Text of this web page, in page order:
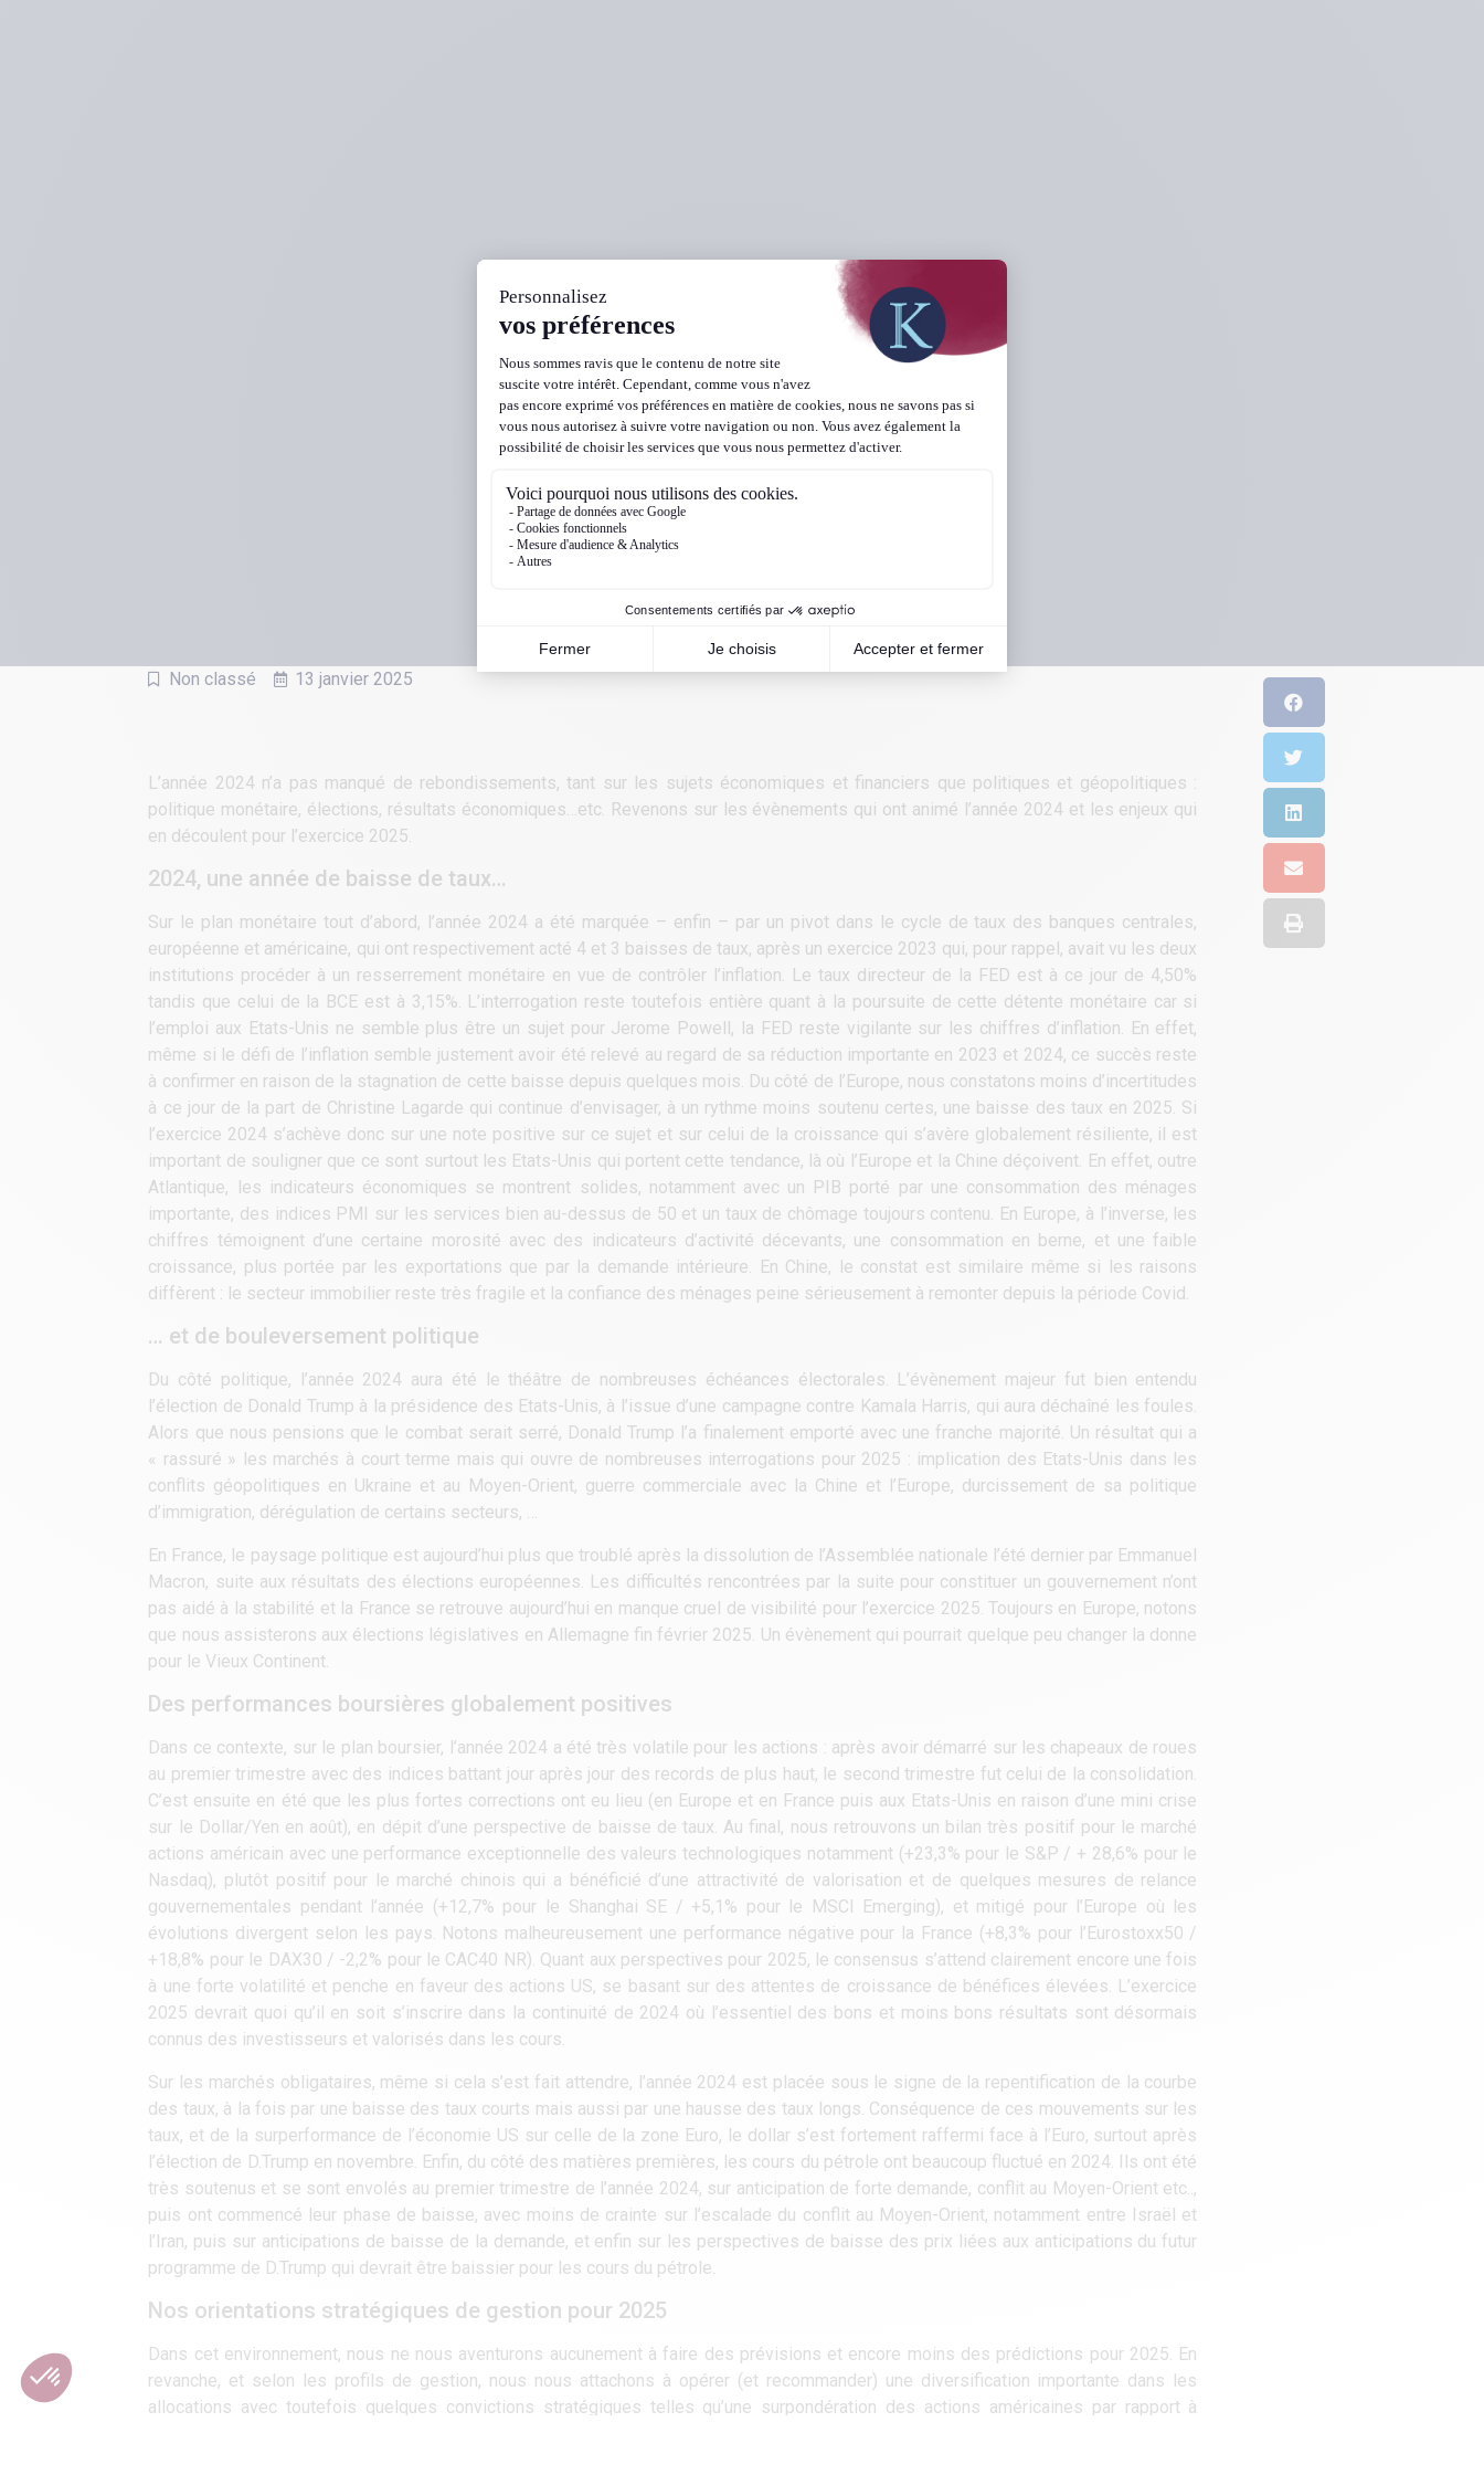
Non classé 13 janvier 2025
L’année 2024 n’a pas manqué de rebondissements, tant sur les sujets économiques et financiers que politiques et géopolitiques :
politique monétaire, élections, résultats économiques…etc. Revenons sur les évènements qui ont animé l’année 2024 et les enjeux qui
en découlent pour l’exercice 2025.
2024, une année de baisse de taux…
Sur le plan monétaire tout d’abord, l’année 2024 a été marquée – enfin ­– par un pivot dans le cycle de taux des banques centrales,
européenne et américaine, qui ont respectivement acté 4 et 3 baisses de taux, après un exercice 2023 qui, pour rappel, avait vu les deux
institutions procéder à un resserrement monétaire en vue de contrôler l’inflation. Le taux directeur de la FED est à ce jour de 4,50%
tandis que celui de la BCE est à 3,15%. L’interrogation reste toutefois entière quant à la poursuite de cette détente monétaire car si
l’emploi aux Etats-Unis ne semble plus être un sujet pour Jerome Powell, la FED reste vigilante sur les chiffres d’inflation. En effet,
même si le défi de l’inflation semble justement avoir été relevé au regard de sa réduction importante en 2023 et 2024, ce succès reste
à confirmer en raison de la stagnation de cette baisse depuis quelques mois. Du côté de l’Europe, nous constatons moins d’incertitudes
à ce jour de la part de Christine Lagarde qui continue d’envisager, à un rythme moins soutenu certes, une baisse des taux en 2025. Si
l’exercice 2024 s’achève donc sur une note positive sur ce sujet et sur celui de la croissance qui s’avère globalement résiliente, il est
important de souligner que ce sont surtout les Etats-Unis qui portent cette tendance, là où l’Europe et la Chine déçoivent. En effet, outre
Atlantique, les indicateurs économiques se montrent solides, notamment avec un PIB porté par une consommation des ménages
importante, des indices PMI sur les services bien au-dessus de 50 et un taux de chômage toujours contenu. En Europe, à l’inverse, les
chiffres témoignent d’une certaine morosité avec des indicateurs d’activité décevants, une consommation en berne, et une faible
croissance, plus portée par les exportations que par la demande intérieure. En Chine, le constat est similaire même si les raisons
diffèrent : le secteur immobilier reste très fragile et la confiance des ménages peine sérieusement à remonter depuis la période Covid.
… et de bouleversement politique
Du côté politique, l’année 2024 aura été le théâtre de nombreuses échéances électorales. L’évènement majeur fut bien entendu
l’élection de Donald Trump à la présidence des Etats-Unis, à l’issue d’une campagne contre Kamala Harris, qui aura déchaîné les foules.
Alors que nous pensions que le combat serait serré, Donald Trump l’a finalement emporté avec une franche majorité. Un résultat qui a
« rassuré » les marchés à court terme mais qui ouvre de nombreuses interrogations pour 2025 : implication des Etats-Unis dans les
conflits géopolitiques en Ukraine et au Moyen-Orient, guerre commerciale avec la Chine et l’Europe, durcissement de sa politique
d’immigration, dérégulation de certains secteurs, …
En France, le paysage politique est aujourd’hui plus que troublé après la dissolution de l’Assemblée nationale l’été dernier par Emmanuel
Macron, suite aux résultats des élections européennes. Les difficultés rencontrées par la suite pour constituer un gouvernement n’ont
pas aidé à la stabilité et la France se retrouve aujourd’hui en manque cruel de visibilité pour l’exercice 2025. Toujours en Europe, notons
que nous assisterons aux élections législatives en Allemagne fin février 2025. Un évènement qui pourrait quelque peu changer la donne
pour le Vieux Continent.
Des performances boursières globalement positives
Dans ce contexte, sur le plan boursier, l’année 2024 a été très volatile pour les actions : après avoir démarré sur les chapeaux de roues
au premier trimestre avec des indices battant jour après jour des records de plus haut, le second trimestre fut celui de la consolidation.
C’est ensuite en été que les plus fortes corrections ont eu lieu (en Europe et en France puis aux Etats-Unis en raison d’une mini crise
sur le Dollar/Yen en août), en dépit d’une perspective de baisse de taux. Au final, nous retrouvons un bilan très positif pour le marché
actions américain avec une performance exceptionnelle des valeurs technologiques notamment (+23,3% pour le S&P / + 28,6% pour le
Nasdaq), plutôt positif pour le marché chinois qui a bénéficié d’une attractivité de valorisation et de quelques mesures de relance
gouvernementales pendant l’année (+12,7% pour le Shanghai SE / +5,1% pour le MSCI Emerging), et mitigé pour l’Europe où les
évolutions divergent selon les pays. Notons malheureusement une performance négative pour la France (+8,3% pour l’Eurostoxx50 /
+18,8% pour le DAX30 / -2,2% pour le CAC40 NR). Quant aux perspectives pour 2025, le consensus s’attend clairement encore une fois
à une forte volatilité et penche en faveur des actions US, se basant sur des attentes de croissance de bénéfices élevées. L’exercice
2025 devrait quoi qu’il en soit s’inscrire dans la continuité de 2024 où l’essentiel des bons et moins bons résultats sont désormais
connus des investisseurs et valorisés dans les cours.
Sur les marchés obligataires, même si cela s’est fait attendre, l’année 2024 est placée sous le signe de la repentification de la courbe
des taux, à la fois par une baisse des taux courts mais aussi par une hausse des taux longs. Conséquence de ces mouvements sur les
taux, et de la surperformance de l’économie US sur celle de la zone Euro, le dollar s’est fortement raffermi face à l’Euro, surtout après
l’élection de D.Trump en novembre. Enfin, du côté des matières premières, les cours du pétrole ont beaucoup fluctué en 2024. Ils ont été
très soutenus et se sont envolés au premier trimestre de l’année 2024, sur anticipation de forte demande, conflit au Moyen-Orient etc..,
puis ont commencé leur phase de baisse, avec moins de crainte sur l’escalade du conflit au Moyen-Orient, notamment entre Israël et
l’Iran, puis sur anticipations de baisse de la demande, et enfin sur les perspectives de baisse des prix liées aux anticipations du futur
programme de D.Trump qui devrait être baissier pour les cours du pétrole.
Nos orientations stratégiques de gestion pour 2025
Dans cet environnement, nous ne nous aventurons aucunement à faire des prévisions et encore moins des prédictions pour 2025. En
revanche, et selon les profils de gestion, nous nous attachons à opérer (et recommander) une diversification importante dans les
allocations avec toutefois quelques convictions stratégiques telles qu’une surpondération des actions américaines par rapport à